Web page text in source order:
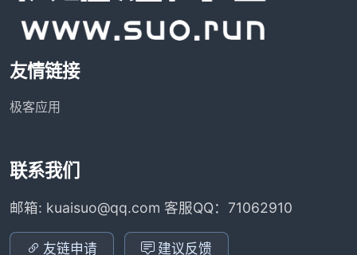
友情链接
极客应用
联系我们
邮箱: kuaisuo@qq.com 客服QQ：71062910
友链申请 建议反馈